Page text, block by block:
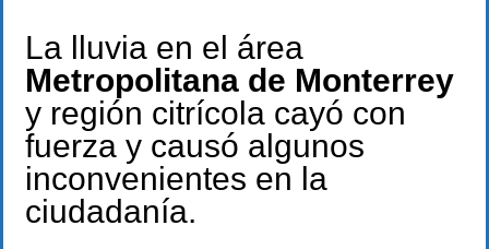
La lluvia en el área
Metropolitana de Monterrey
y región citrícola cayó con
fuerza y causó algunos
inconvenientes en la
ciudadanía.